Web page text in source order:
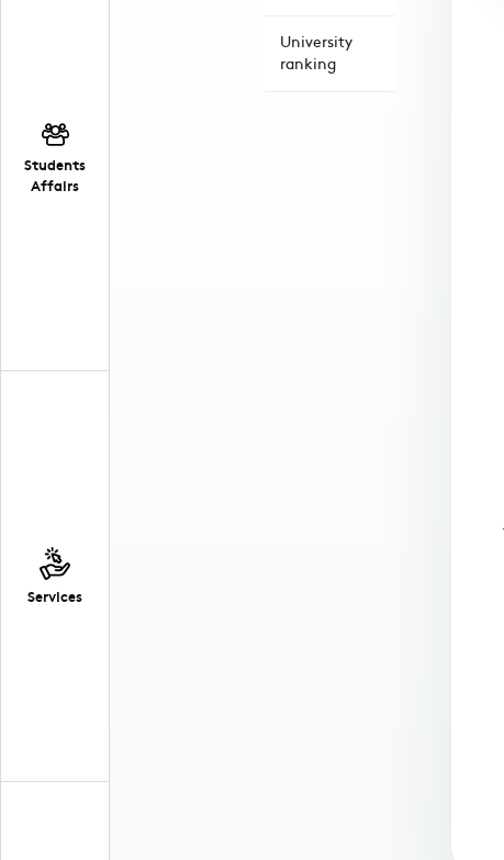
Students
Affairs
Services
University
ranking